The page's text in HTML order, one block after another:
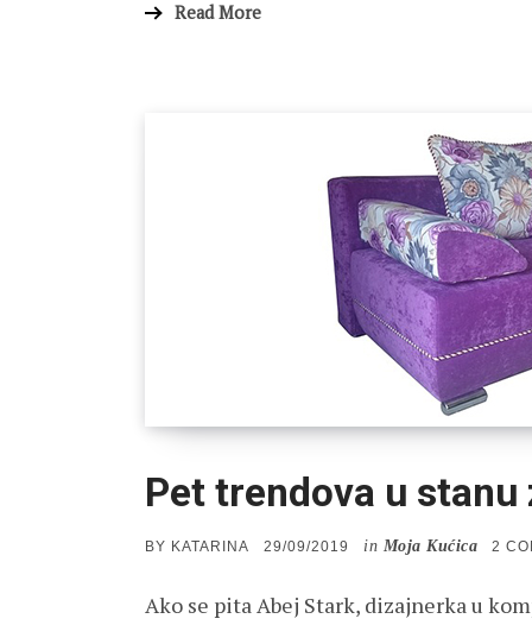
Read More
Pet trendova u stanu
BY KATARINA
POSTED
29/09/2019 in Moja Kućica 2
Ako se pita Abej Stark, dizajnerka u